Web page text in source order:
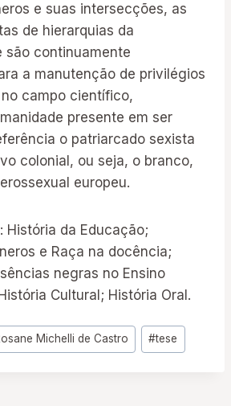
e suas intersecções, as
de hierarquias da
são continuamente
a manutenção de privilégios
campo científico,
presente em ser
o patriarcado sexista
colonial, ou seja, o branco,
europeu.
História da Educação;
e Raça na docência;
negras no Ensino
Cultural; História Oral.
Michelli de Castro #tese